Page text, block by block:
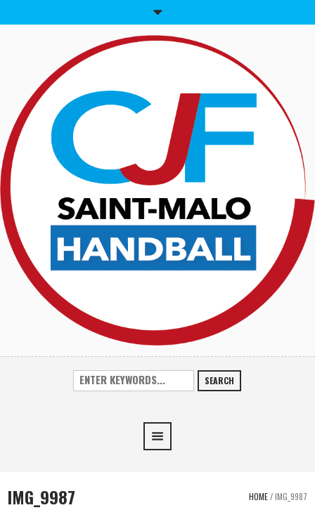
SEARCH
IMG_9987 HOME/IMG_9987